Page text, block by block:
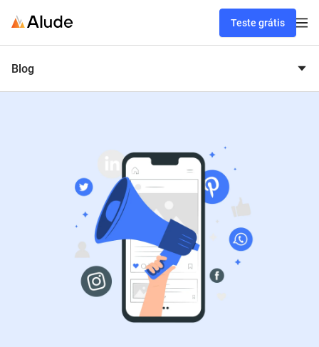
Teste grátis
Blog